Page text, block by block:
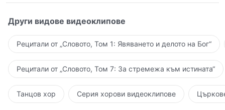
Други видове видеоклипове
Рецитали от „Словото, Том 1: Явяването и делото на Бог“
Рецитали от „Словото, Том 7: За стремежа към истината“
Танцов хор Серия хорови видеоклипове